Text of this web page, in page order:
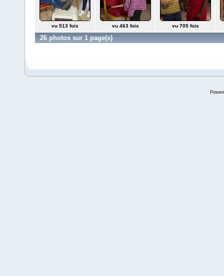
vu 513 fois vu 463 fois vu 705 fois
26 photos sur 1 page(s)